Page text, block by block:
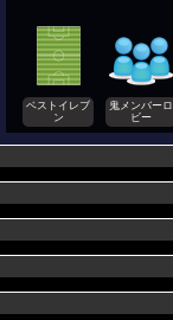
ベストイレブ
ン
鬼メンバーロ
ビー